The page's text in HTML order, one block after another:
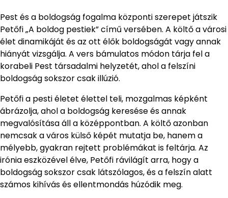
Pest és a boldogság fogalma központi szerepet játszik
Petőfi „A boldog pestiek” című versében. A költő a városi
élet dinamikáját és az ott élők boldogságát vagy annak
hiányát vizsgálja. A vers bámulatos módon tárja fel a
korabeli Pest társadalmi helyzetét, ahol a felszíni
boldogság sokszor csak illúzió.
Petőfi a pesti életet élettel teli, mozgalmas képként
ábrázolja, ahol a boldogság keresése és annak
megvalósítása áll a középpontban. A költő azonban
nemcsak a város külső képét mutatja be, hanem a
mélyebb, gyakran rejtett problémákat is feltárja. Az
irónia eszközével élve, Petőfi rávilágít arra, hogy a
boldogság sokszor csak látszólagos, és a felszín alatt
számos kihívás és ellentmondás húzódik meg.